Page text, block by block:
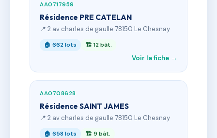
AA0717959
Résidence PRE CATELAN
📍 2 av charles de gaulle 78150 Le Chesnay
🏠 662 lots 🏗 12 bât.
Voir la fiche →
AA0708628
Résidence SAINT JAMES
📍 2 av charles de gaulle 78150 Le Chesnay
🏠 658 lots 🏗 9 bât.